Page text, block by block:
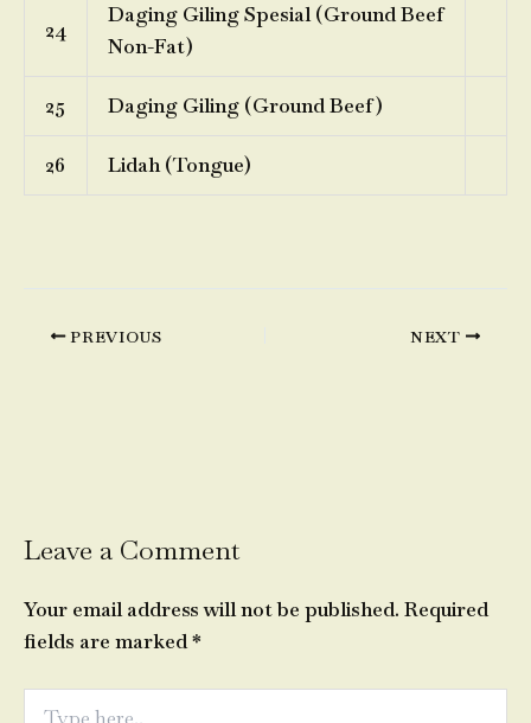
24
Daging Giling Spesial (Ground Beef
Non-Fat)
25 Daging Giling (Ground Beef)
26 Lidah (Tongue)
PREVIOUS NEXT
Leave a Comment
Your email address will not be published. Required
fields are marked*